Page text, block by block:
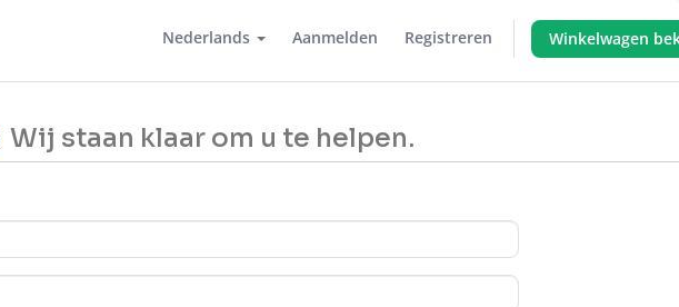
Nederlands Aanmelden Registreren Winkelwagen
Wij staan klaar om u te helpen.